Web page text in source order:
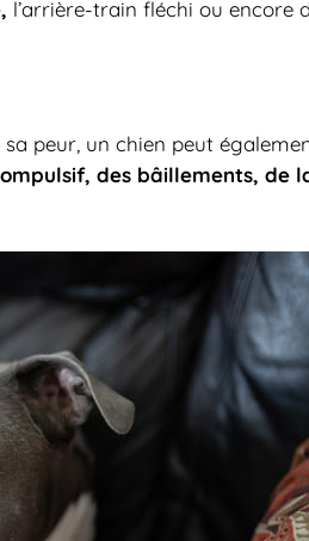
l’arrière-train fléchi ou encore
peur, un chien peut
des bâillements, de